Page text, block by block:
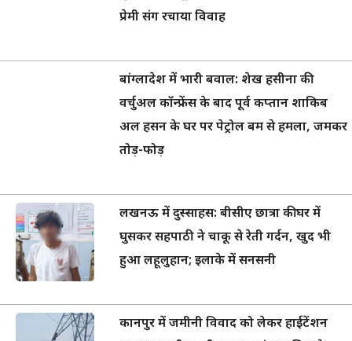
प्रेमी संग रचाया विवाह
बांग्लादेश में भारी बवाल: शेख हसीना की
वर्चुअल कॉन्फ्रेंस के बाद पूर्व कप्तान शाकिब
अल हसन के घर पर पेट्रोल बम से हमला, जमकर
तोड़-फोड़
लखनऊ में दुस्साहस: बीसीए छात्रा की घर में
घुसकर सहपाठी ने चाकू से रेती गर्दन, खुद भी
हुआ लहूलुहान; इलाके में सनसनी
कानपुर में जमीनी विवाद को लेकर हाईटेंशन